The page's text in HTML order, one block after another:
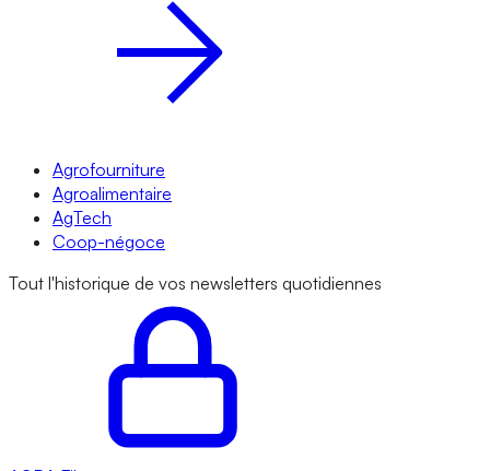
Agrofourniture
Agroalimentaire
AgTech
Coop-négoce
Tout l'historique de vos newsletters quotidiennes